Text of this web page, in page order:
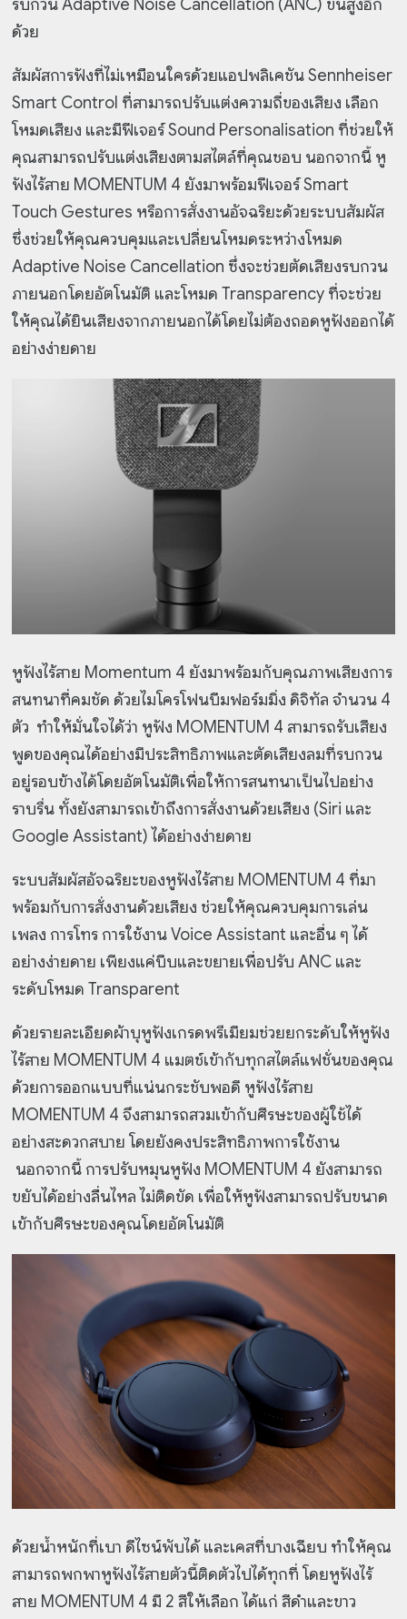
รบกวน Adaptive Noise Cancellation (ANC) ขั้นสูงอีก
ด้วย
สัมผัสการฟังที่ไม่เหมือนใครด้วยแอปพลิเคชัน Sennheiser
Smart Control ที่สามารถปรับแต่งความถี่ของเสียง เลือก
โหมดเสียง และมีฟีเจอร์ Sound Personalisation ที่ช่วยให้
คุณสามารถปรับแต่งเสียงตามสไตล์ที่คุณชอบ นอกจากนี้ หู
ฟังไร้สาย MOMENTUM 4 ยังมาพร้อมฟีเจอร์ Smart
Touch Gestures หรือการสั่งงานอัจฉริยะด้วยระบบสัมผัส
ซึ่งช่วยให้คุณควบคุมและเปลี่ยนโหมดระหว่างโหมด
Adaptive Noise Cancellation ซึ่งจะช่วยตัดเสียงรบกวน
ภายนอกโดยอัตโนมัติ และโหมด Transparency ที่จะช่วย
ให้คุณได้ยินเสียงจากภายนอกได้โดยไม่ต้องถอดหูฟังออกได้
อย่างง่ายดาย
หูฟังไร้สาย Momentum 4 ยังมาพร้อมกับคุณภาพเสียงการ
สนทนาที่คมชัด ด้วยไมโครโฟนบีมฟอร์มมิ่ง ดิจิทัล จำนวน 4
ตัว ทำให้มั่นใจได้ว่า หูฟัง MOMENTUM 4 สามารถรับเสียง
พูดของคุณได้อย่างมีประสิทธิภาพและตัดเสียงลมที่รบกวน
อยู่รอบข้างได้โดยอัตโนมัติเพื่อให้การสนทนาเป็นไปอย่าง
ราบรื่น ทั้งยังสามารถเข้าถึงการสั่งงานด้วยเสียง (Siri และ
Google Assistant) ได้อย่างง่ายดาย
ระบบสัมผัสอัจฉริยะของหูฟังไร้สาย MOMENTUM 4 ที่มา
พร้อมกับการสั่งงานด้วยเสียง ช่วยให้คุณควบคุมการเล่น
เพลง การโทร การใช้งาน Voice Assistant และอื่น ๆ ได้
อย่างง่ายดาย เพียงแค่บีบและขยายเพื่อปรับ ANC และ
ระดับโหมด Transparent
ด้วยรายละเอียดผ้าบุหูฟังเกรดพรีเมียมช่วยยกระดับให้หูฟัง
ไร้สาย MOMENTUM 4 แมตช์เข้ากับทุกสไตล์แฟชั่นของคุณ
ด้วยการออกแบบที่แน่นกระชับพอดี หูฟังไร้สาย
MOMENTUM 4 จึงสามารถสวมเข้ากับศีรษะของผู้ใช้ได้
อย่างสะดวกสบาย โดยยังคงประสิทธิภาพการใช้งาน
นอกจากนี้ การปรับหมุนหูฟัง MOMENTUM 4 ยังสามารถ
ขยับได้อย่างลื่นไหล ไม่ติดขัด เพื่อให้หูฟังสามารถปรับขนาด
เข้ากับศีรษะของคุณโดยอัตโนมัติ
ด้วยน้ำหนักที่เบา ดีไซน์พับได้ และเคสที่บางเฉียบ ทำให้คุณ
สามารถพกพาหูฟังไร้สายตัวนี้ติดตัวไปได้ทุกที่ โดยหูฟังไร้
สาย MOMENTUM 4 มี 2 สีให้เลือก ได้แก่ สีดำและขาว